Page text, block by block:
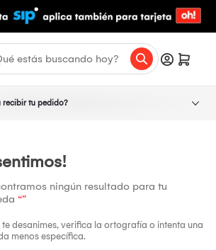
recibir tu pedido?
ningún resultado para tu
“”
te desanimes, verifica la ortografía o intenta una
menos específica.